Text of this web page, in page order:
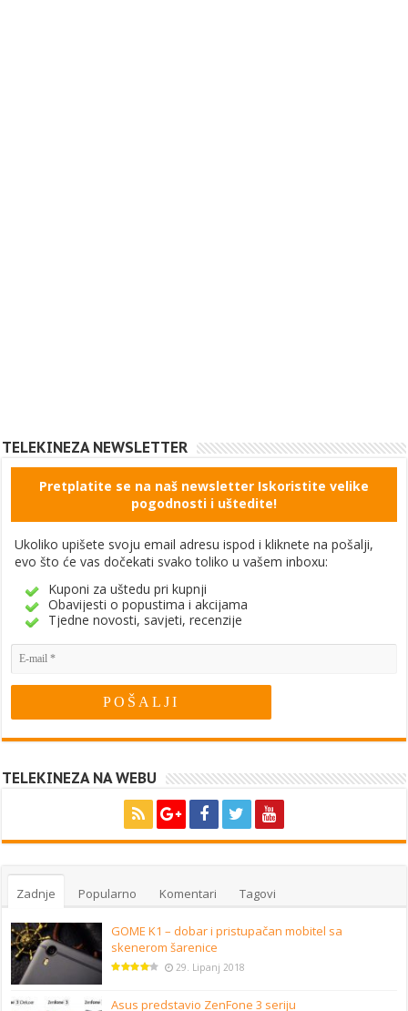
TELEKINEZA NEWSLETTER
Pretplatite se na naš newsletter Iskoristite velike
pogodnosti i uštedite!
Ukoliko upišete svoju email adresu ispod i kliknete na pošalji,
evo što će vas dočekati svako toliko u vašem inboxu:
Kuponi za uštedu pri kupnji
Obavijesti o popustima i akcijama
Tjedne novosti, savjeti, recenzije
TELEKINEZA NA WEBU
Zadnje Popularno Komentari Tagovi
GOME K1 – dobar i pristupačan mobitel sa
skenerom šarenice
29. Lipanj 2018
Asus predstavio ZenFone 3 seriju